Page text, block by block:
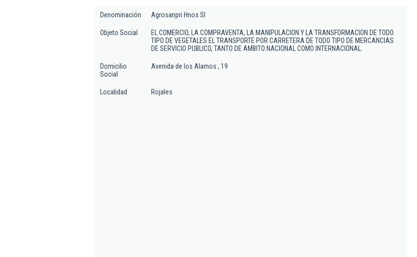
Denominación Agrosanpri Hnos Sl
Objeto Social
EL COMERCIO, LA COMPRAVENTA, LA MANIPULACION Y LA TRANSFORMACION DE TODO
TIPO DE VEGETALES EL TRANSPORTE POR CARRETERA DE TODO TIPO DE MERCANCIAS
DE SERVICIO PUBLICO, TANTO DE AMBITO NACIONAL COMO INTERNACIONAL.
Domicilio
Social
Avenida de los Alamos , 19
Localidad Rojales